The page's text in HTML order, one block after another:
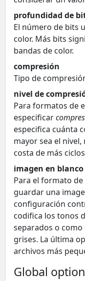
profundidad de
El número de bits
color. Más bits
bandas de color.
compresión
Tipo de
nivel de
Para formatos de
especificar
especifica cuánta
mayor sea el
costa de más
imagen en
Para el formato de
guardar una
configuración
codifica los tonos
separados o como
grises. La última
archivos más
Global